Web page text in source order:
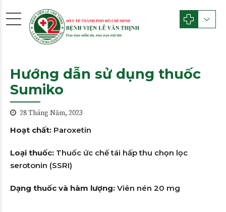
Hướng dẫn sử dụng thuốc
Sumiko
28 Tháng Năm, 2023
Hoạt chất: Paroxetin
Loại thuốc: Thuốc ức chế tái hấp thu chọn lọc
serotonin (SSRI)
Dạng thuốc và hàm lượng: Viên nén 20 mg